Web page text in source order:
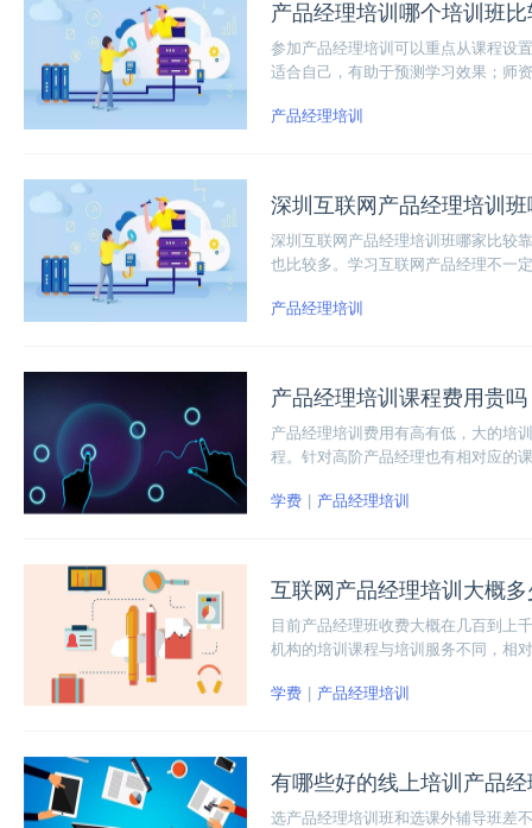
产品经理培训哪个培训班
参加产品经理培训可以重点从课程设
适合自己，有助于预测学习效果；师
跟进、产品测试、产品上线到产品优
产品经理培训
深圳互联网产品经理培训
深圳互联网产品经理培训班哪家比较
也比较多。学习互联网产品经理不一
产品经理培训
产品经理培训课程费用贵
产品经理培训费用有高有低，大的培
程。针对高阶产品经理也有相对应的
学费 产品经理培训
互联网产品经理培训大概
目前产品经理班收费大概在几百到上
机构的培训课程与培训服务不同，相
学费
产品经理培训
有哪些好的线上培训产品
选产品经理培训班和选课外辅导班差